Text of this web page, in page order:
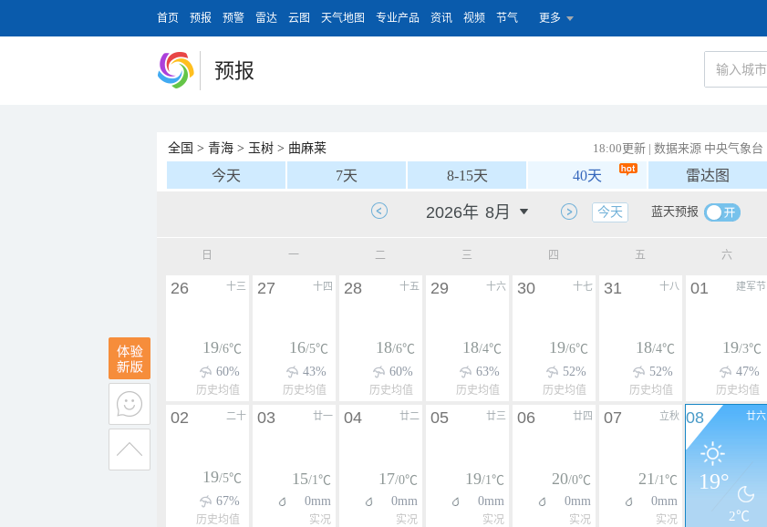
首页 预报 预警 雷达 云图 天气地图 专业产品 资讯 视频 节气 更多
预报
全国 > 青海 > 玉树 > 曲麻莱 18:00更新 | 数据来源 中央气象台
今天 7天 8-15天 40天 雷达图
蓝天预报
今天
日 一 二 三 四 五 六
十三
26
19/6℃
60%
历史均值
十四
27
16/5℃
43%
历史均值
十五
28
18/6℃
60%
历史均值
十六
29
18/4℃
63%
历史均值
十七
30
19/6℃
52%
历史均值
十八
31
18/4℃
52%
历史均值
建军节
01
19/3℃
47%
历史均值
二十
02
19/5℃
67%
历史均值
廿一
03
15/1℃
0mm
实况
廿二
04
17/0℃
0mm
实况
廿三
05
19/1℃
0mm
实况
廿四
06
20/0℃
0mm
实况
立秋
07
21/1℃
0mm
实况
廿六
08
19°
2℃